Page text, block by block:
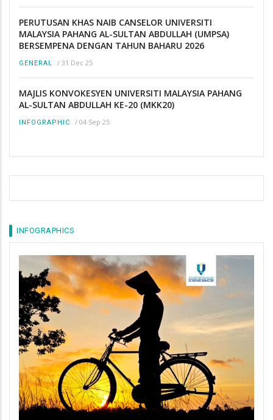
PERUTUSAN KHAS NAIB CANSELOR UNIVERSITI
MALAYSIA PAHANG AL-SULTAN ABDULLAH (UMPSA)
BERSEMPENA DENGAN TAHUN BAHARU 2026
GENERAL / 31 Dec 25
MAJLIS KONVOKESYEN UNIVERSITI MALAYSIA PAHANG
AL-SULTAN ABDULLAH KE-20 (MKK20)
INFOGRAPHIC / 04 Sep 25
INFOGRAPHICS